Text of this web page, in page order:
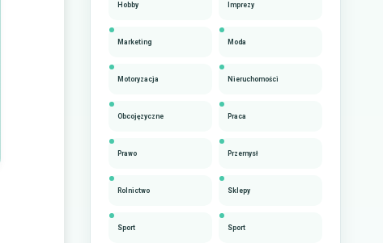
Hobby Imprezy
Marketing Moda
Motoryzacja Nieruchomości
Obcojęzyczne Praca
Prawo Przemysł
Rolnictwo Sklepy
Sport Sport